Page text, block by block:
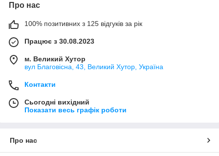
Про нас
100% позитивних з 125 відгуків за рік
Працює з 30.08.2023
м. Великий Хутор
вул Благовісна, 43, Великий Хутор, Україна
Контакти
Сьогодні вихідний
Показати весь графік роботи
Про нас